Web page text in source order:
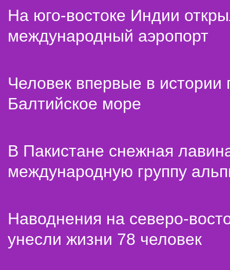
На юго-востоке Индии
международный аэропорт
Человек впервые в истории
Балтийское море
В Пакистане снежная
международную группу
Наводнения на северо-
унесли жизни 78 человек